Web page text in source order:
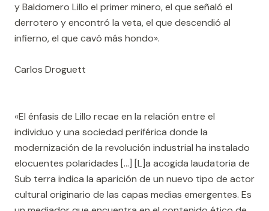
y Baldomero Lillo el primer minero, el que señaló el
derrotero y encontró la veta, el que descendió al
infierno, el que cavó más hondo».
Carlos Droguett
«El énfasis de Lillo recae en la relación entre el
individuo y una sociedad periférica donde la
modernización de la revolución industrial ha instalado
elocuentes polaridades […] [L]a acogida laudatoria de
Sub terra indica la aparición de un nuevo tipo de actor
cultural originario de las capas medias emergentes. Es